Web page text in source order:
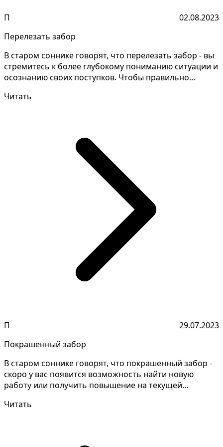
П
02.08.2023
Перелезать забор
В старом соннике говорят, что перелезать забор - вы
стремитесь к более глубокому пониманию ситуации и
осознанию своих поступков. Чтобы правильно
Читать
П
29.07.2023
Покрашенный забор
В старом соннике говорят, что покрашенный забор -
скоро у вас появится возможность найти новую
работу или получить повышение на текущей
Читать